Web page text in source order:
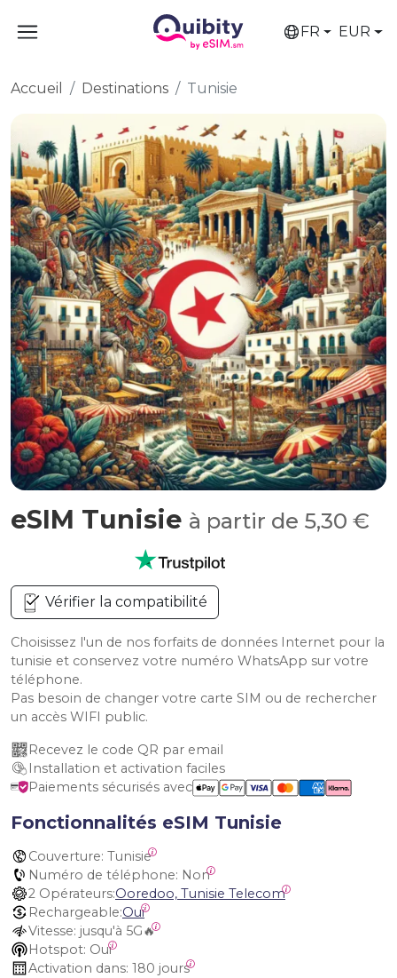
FR EUR
Accueil Destinations Tunisie
eSIM Tunisie à partir de 5,30 €
Vérifier la compatibilité
Choisissez l'un de nos forfaits de données Internet pour la
tunisie et conservez votre numéro WhatsApp sur votre
téléphone.
Pas besoin de changer votre carte SIM ou de rechercher
un accès WIFI public.
Recevez le code QR par email
Installation et activation faciles
Paiements sécurisés avec
Fonctionnalités eSIM Tunisie
Couverture: Tunisie
Numéro de téléphone: Non
2 Opérateurs:Ooredoo, Tunisie Telecom
Rechargeable:Oui
Vitesse: jusqu'à 5G🔥
Hotspot: Oui
Activation dans: 180 jours